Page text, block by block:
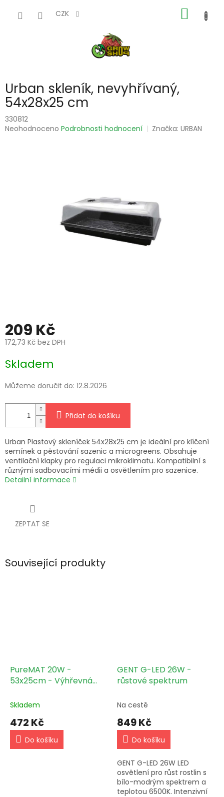
CZK
KOŠÍK
Urban skleník, nevyhřívaný,
54x28x25 cm
330812
Průměrné
Neohodnoceno Podrobnosti hodnocení Značka:URBAN
209 Kč
172,73 Kč bez DPH
cena:
Skladem
Můžeme doručit do: 12.8.2026
Přidat do košíku
Urban Plastový skleníček 54x28x25 cm je ideální pro klíčení
semínek a pěstování sazenic a microgreens. Obsahuje
ventilační klapky pro regulaci mikroklimatu. Kompatibilní s
různými sadbovacími médii a osvětlením pro sazenice.
Detailní informace
ZEPTAT SE
Související produkty
PureMAT 20W -
53x25cm - Výhřevná
výkonu
Skladem
472 Kč
Do košíku
GENT G-LED 26W -
růstové spektrum
Na cestě
849 Kč
Do košíku
GENT G-LED 26W LED
osvětlení pro růst rostlin s
bílo-modrým spektrem a
teplotou 6500K. Intenzivní